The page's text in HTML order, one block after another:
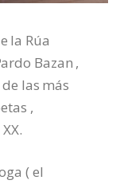
la Rúa
Bazan ,
las más
,
( el